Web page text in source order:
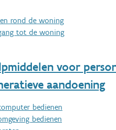
rond de woning
tot de woning
voor
aandoening
bedienen
bedienen